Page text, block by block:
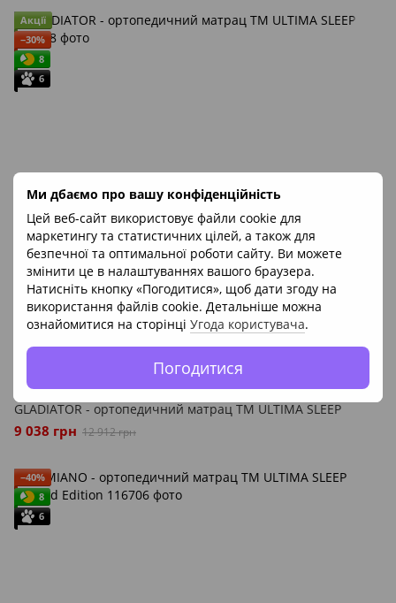
Ми дбаємо про вашу конфіденційність
Цей веб-сайт використовує файли cookie для
маркетингу та статистичних цілей, а також для
безпечної та оптимальної роботи сайту. Ви можете
змінити це в налаштуваннях вашого браузера.
Натисніть кнопку «Погодитися», щоб дати згоду на
використання файлів cookie. Детальніше можна
ознайомитися на сторінці Угода користувача.
Погодитися
Акції
−30%
8
6
GLADIATOR - ортопедичний матрац ТМ ULTIMA SLEEP
9 038 грн 12 912 грн
−40%
8
6